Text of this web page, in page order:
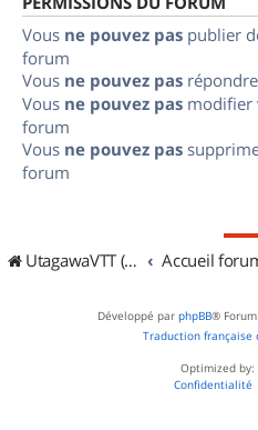
Vous ne pouvez pas publier
forum
Vous ne pouvez pas
Vous ne pouvez pas modifier
forum
Vous ne pouvez pas
forum
UtagawaVTT (Randos VTT et VTTAE avec traces GPS) Accueil
Développé par phpBB®
Traduction française
Optimized by:
Confidentialité